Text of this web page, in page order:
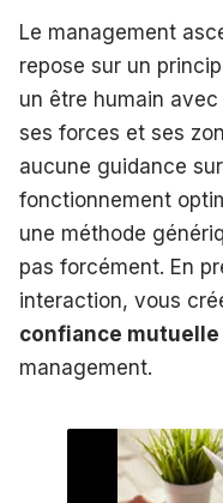
Le management
repose sur un
un être humain
ses forces et ses
aucune guidance
fonctionnement
une méthode
pas forcément. En
interaction, vous
confiance mutuelle
management.